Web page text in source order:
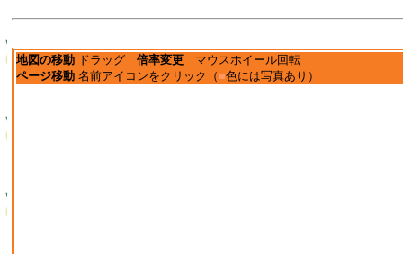
地図の移動 ドラッグ 倍率変更 マウスホイール回転
ページ移動 名前アイコンをクリック（ ■色には写真あり）